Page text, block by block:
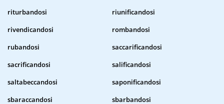
riturbandosi
riunificandosi
rivendicandosi
rombandosi
rubandosi
saccarificandosi
sacrificandosi
salificandosi
saltabeccandosi
saponificandosi
sbaraccandosi
sbarbandosi